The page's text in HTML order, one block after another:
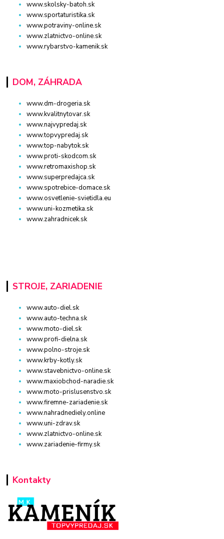
www.skolsky-batoh.sk
www.sportaturistika.sk
www.potraviny-online.sk
www.zlatnictvo-online.sk
www.rybarstvo-kamenik.sk
DOM, ZÁHRADA
www.dm-drogeria.sk
www.kvalitnytovar.sk
www.najvypredaj.sk
www.topvypredaj.sk
www.top-nabytok.sk
www.proti-skodcom.sk
www.retromaxishop.sk
www.superpredajca.sk
www.spotrebice-domace.sk
www.osvetlenie-svietidla.eu
www.uni-kozmetika.sk
www.zahradnicek.sk
STROJE, ZARIADENIE
www.auto-diel.sk
www.auto-techna.sk
www.moto-diel.sk
www.profi-dielna.sk
www.polno-stroje.sk
www.krby-kotly.sk
www.stavebnictvo-online.sk
www.maxiobchod-naradie.sk
www.moto-prislusenstvo.sk
www.firemne-zariadenie.sk
www.nahradnediely.online
www.uni-zdrav.sk
www.zlatnictvo-online.sk
www.zariadenie-firmy.sk
Kontakty